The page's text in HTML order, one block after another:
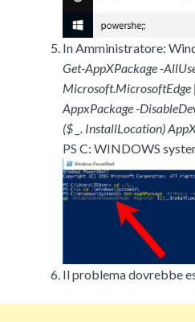
In Amministratore:
Get-AppXPackage -
Microsoft.MicrosoftEdge
AppxPackage -
($ _. InstallLocation)
PS C: WINDOWS
Il problema dovrebbe